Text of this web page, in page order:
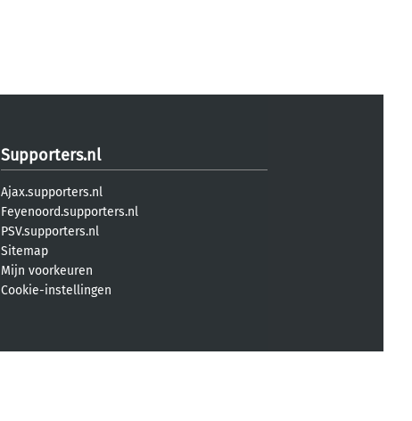
Supporters.nl
Ajax.supporters.nl
Feyenoord.supporters.nl
PSV.supporters.nl
Sitemap
Mijn voorkeuren
Cookie-instellingen